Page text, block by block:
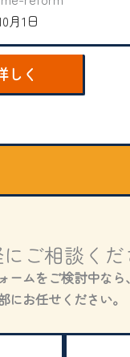
月1日
しく
ご相談くだ
ームをご検討中な
にお任せください。